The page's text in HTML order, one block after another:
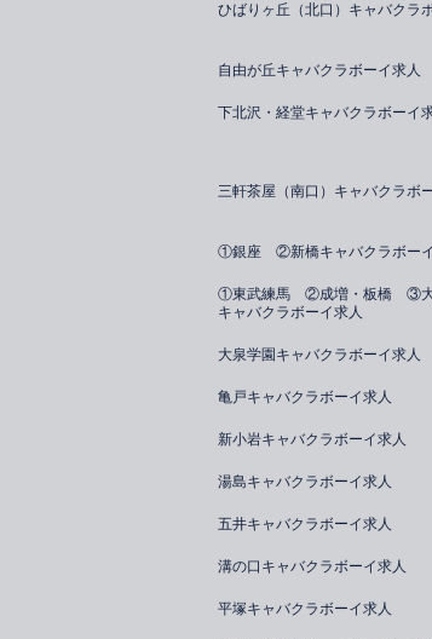
ひばりヶ丘（北口）キャバクラ
自由が丘キャバクラボーイ求人
下北沢・経堂キャバクラボーイ
三軒茶屋（南口）キャバクラボ
①銀座 ②新橋キャバクラボー
①東武練馬 ②成増・板橋 ③
キャバクラボーイ求人
大泉学園キャバクラボーイ求人
亀戸キャバクラボーイ求人
新小岩キャバクラボーイ求人
湯島キャバクラボーイ求人
五井キャバクラボーイ求人
溝の口キャバクラボーイ求人
平塚キャバクラボーイ求人